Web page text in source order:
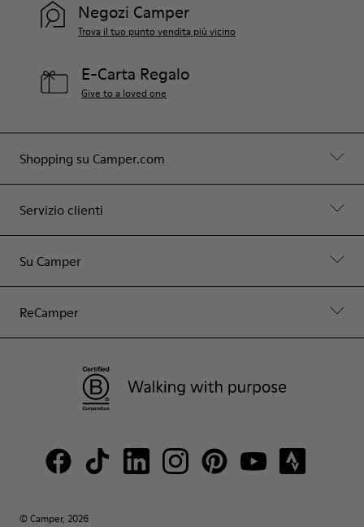
Shopping su Camper.com
Servizio clienti
Su Camper
ReCamper
Negozi Camper
Trova il tuo punto vendita più vicino
E-Carta Regalo
Give to a loved one
© Camper, 2026